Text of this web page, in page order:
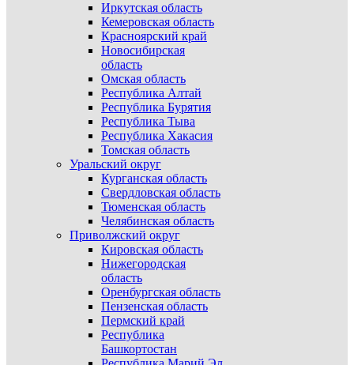
Иркутская область
Кемеровская область
Красноярский край
Новосибирская
область
Омская область
Республика Алтай
Республика Бурятия
Республика Тыва
Республика Хакасия
Томская область
Уральский округ
Курганская область
Свердловская область
Тюменская область
Челябинская область
Приволжский округ
Кировская область
Нижегородская
область
Оренбургская область
Пензенская область
Пермский край
Республика
Башкортостан